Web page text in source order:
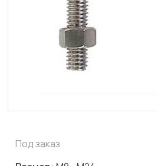
Под заказ